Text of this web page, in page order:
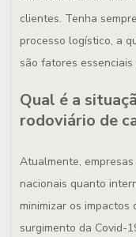
clientes. Tenha
processo logístico, a
são fatores
Qual é a
rodoviário de
Atualmente,
nacionais quanto
minimizar os
surgimento da Covid-